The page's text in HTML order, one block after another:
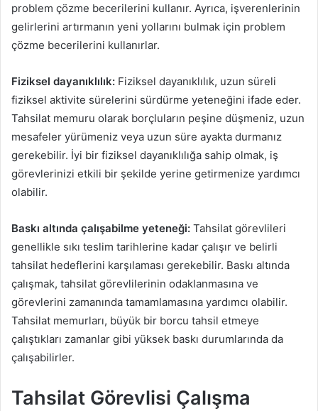
problem çözme becerilerini kullanır. Ayrıca, işverenlerinin
gelirlerini artırmanın yeni yollarını bulmak için problem
çözme becerilerini kullanırlar.
Fiziksel dayanıklılık: Fiziksel dayanıklılık, uzun süreli
fiziksel aktivite sürelerini sürdürme yeteneğini ifade eder.
Tahsilat memuru olarak borçluların peşine düşmeniz, uzun
mesafeler yürümeniz veya uzun süre ayakta durmanız
gerekebilir. İyi bir fiziksel dayanıklılığa sahip olmak, iş
görevlerinizi etkili bir şekilde yerine getirmenize yardımcı
olabilir.
Baskı altında çalışabilme yeteneği: Tahsilat görevlileri
genellikle sıkı teslim tarihlerine kadar çalışır ve belirli
tahsilat hedeflerini karşılaması gerekebilir. Baskı altında
çalışmak, tahsilat görevlilerinin odaklanmasına ve
görevlerini zamanında tamamlamasına yardımcı olabilir.
Tahsilat memurları, büyük bir borcu tahsil etmeye
çalıştıkları zamanlar gibi yüksek baskı durumlarında da
çalışabilirler.
Tahsilat Görevlisi Çalışma